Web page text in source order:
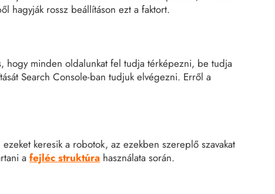
hagyják rossz beállításon ezt a faktort.
hogy minden oldalunkat fel tudja térképezni, be tudja
Search Console-ban tudjuk elvégezni. Erről a
keresik a robotok, az ezekben szereplő szavakat
afejléc struktúra használata során.